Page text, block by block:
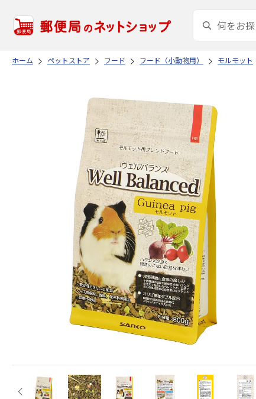
ホーム ペットストア フード フード（小動物用） モルモット